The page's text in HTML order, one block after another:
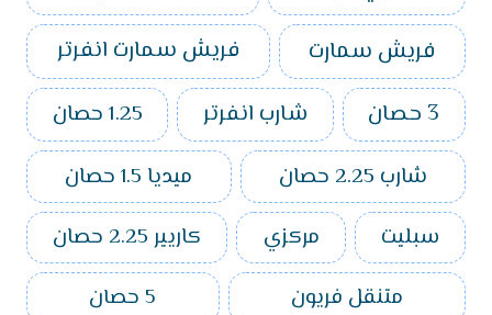
فريش سمارت
فريش سمارت انفرتر
3 حصان
شارب انفرتر 1.25 حصان
شارب 2.25 حصان ميديا 1.5 حصان
سبليت مركزي
كاريير 2.25 حصان
متنقل فريون
5 حصان